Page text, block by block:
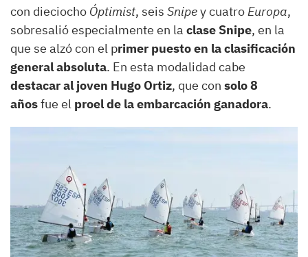
con dieciocho Óptimist, seis Snipey cuatro Europa,
sobresalió especialmente en la clase Snipe, en la
que se alzó con el primer puesto en la clasificación
general absoluta. En esta modalidad cabe
destacar al joven Hugo Ortiz, que con solo 8
añosfue el proel de la embarcación ganadora.